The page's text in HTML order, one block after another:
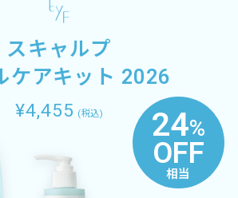
スキャルプ
ケアキット 2026
¥4,455 (税込) 24%
OFF
相当